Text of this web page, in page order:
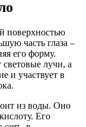
поверхностью
часть глаза –
его форму.
лучи, а
и участвует в
из воды. Оно
Его